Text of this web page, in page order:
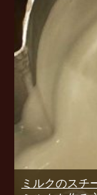
ミルクのスチ